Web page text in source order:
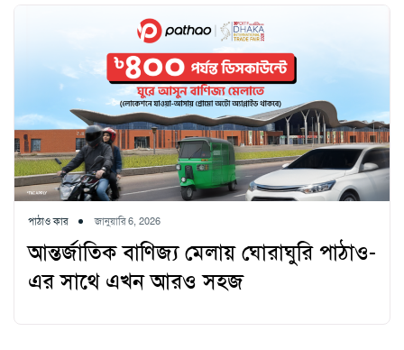
পাঠাও কার জানুয়ারি 6, 2026
আন্তর্জাতিক বাণিজ্য মেলায় ঘোরাঘুরি পাঠাও-
এর সাথে এখন আরও সহজ